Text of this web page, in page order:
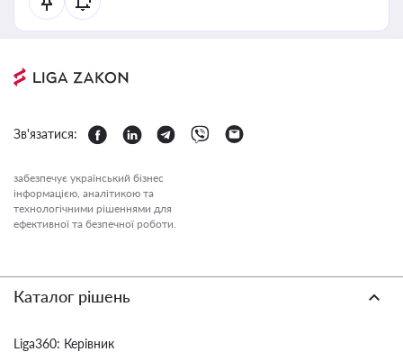
Зв'язатися:
забезпечує український бізнес
інформацією, аналітикою та
технологічними рішеннями для
ефективної та безпечної роботи.
Каталог рішень
Liga360: Керівник